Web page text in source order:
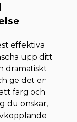
effektiva
upp ditt
dramatiskt
ge det en
färg och
du önskar,